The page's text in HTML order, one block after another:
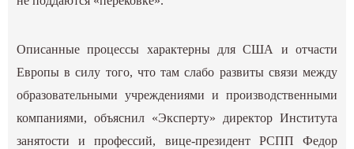
Описанные процессы характерны для США и отчасти
Европы в силу того, что там слабо развиты связи между
образовательными учреждениями и производственными
компаниями, объяснил «Эксперту» директор Института
занятости и профессий, вице-президент РСПП Федор